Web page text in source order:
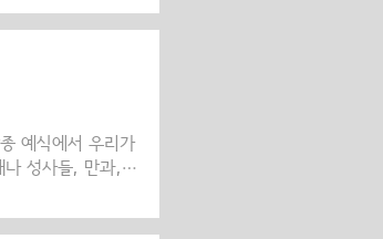
께 드리는 공동 예
편 103,8) 사도
예식에서 우리가
나 성사들, 만과,
세 번 혹은 열두